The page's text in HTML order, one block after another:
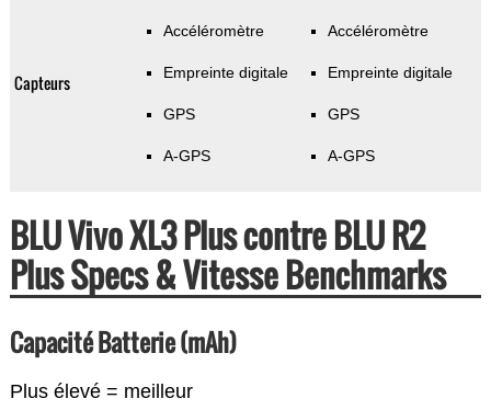
Capteurs
Accéléromètre
Empreinte digitale
GPS
A-GPS
Accéléromètre
Empreinte digitale
GPS
A-GPS
BLU Vivo XL3 Plus contre BLU R2
Plus Specs & Vitesse Benchmarks
Capacité Batterie (mAh)
Plus élevé = meilleur